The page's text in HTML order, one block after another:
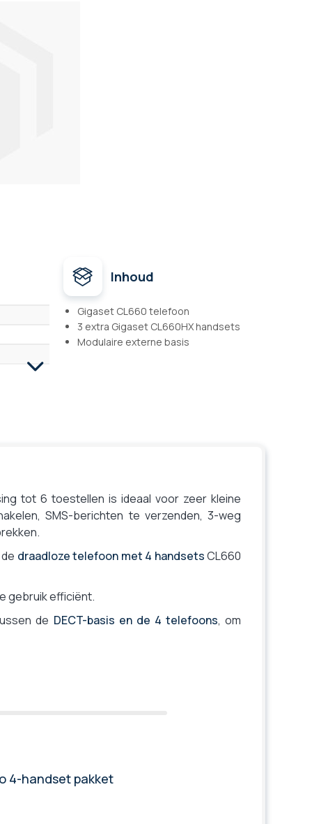
Inhoud
Gigaset CL660 telefoon
3 extra Gigaset CL660HX handsets
Modulaire externe basis
tot 6 toestellen is ideaal voor zeer kleine
SMS-berichten te verzenden, 3-weg
draadloze telefoon met 4 handsetsCL660
gebruik efficiënt.
de DECT-basis en de 4 telefoons, om
4-handset pakket